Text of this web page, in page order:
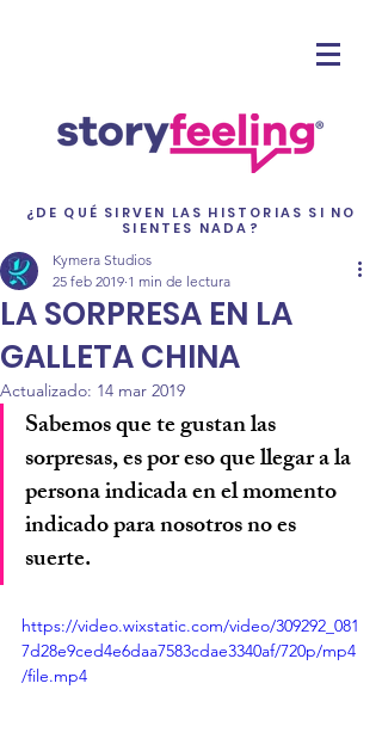
¿DE QUÉ SIRVEN LAS HISTORIAS SI NO
SIENTES NADA?
LA SORPRESA EN LA
GALLETA CHINA
Kymera Studios
25 feb 2019 1 min de lectura
Actualizado: 14 mar 2019
Sabemos que te gustan las
sorpresas, es por eso que llegar a la
persona indicada en el momento
indicado para nosotros no es
suerte.
https://video.wixstatic.com/video/309292_081
7d28e9ced4e6daa7583cdae3340af/720p/mp4
/file.mp4